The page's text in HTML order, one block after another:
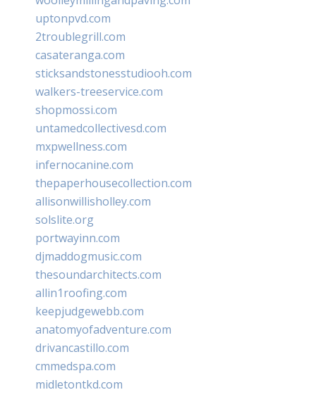
uptonpvd.com
2troublegrill.com
casateranga.com
sticksandstonesstudiooh.com
walkers-treeservice.com
shopmossi.com
untamedcollectivesd.com
mxpwellness.com
infernocanine.com
thepaperhousecollection.com
allisonwillisholley.com
solslite.org
portwayinn.com
djmaddogmusic.com
thesoundarchitects.com
allin1roofing.com
keepjudgewebb.com
anatomyofadventure.com
drivancastillo.com
cmmedspa.com
midletontkd.com